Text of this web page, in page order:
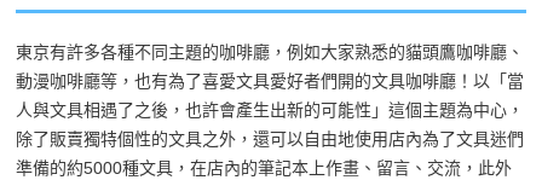
東京有許多各種不同主題的咖啡廳，例如大家熟悉的貓頭鷹咖啡廳、
動漫咖啡廳等，也有為了喜愛文具愛好者們開的文具咖啡廳！以「當
人與文具相遇了之後，也許會產生出新的可能性」這個主題為中心，
除了販賣獨特個性的文具之外，還可以自由地使用店內為了文具迷們
準備的約5000種文具，在店內的筆記本上作畫、留言、交流，此外